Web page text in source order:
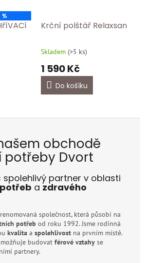
%
Krční polštář Relaxsan
Průměrné
produktu
5,0
hvězdiček.
Skladem (>5 ks)
1 590 Kč
Do košíku
obchodě
potřeby Dvort
spolehlivý partner v oblasti
a zdravého
společnost, která působí na
potřeb od roku 1992. Jsme rodinná
kvalita a spolehlivost na prvním místě.
budovat férové vztahy se
partnery.